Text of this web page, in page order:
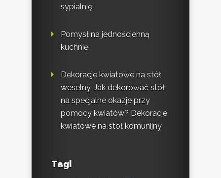
sypialnię
Pomysł na jednościenną
kuchnię
Dekoracje kwiatowe na stół
weselny. Jak dekorować stół
na specjalne okazje przy
pomocy kwiatów? Dekoracje
kwiatowe na stół komunijny
Tagi